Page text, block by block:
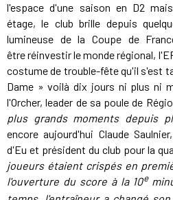
l'espace d'une saison en D2
étage, le club brille depuis
lumineuse de la Coupe de
être réinvestir le monde régional,
costume de trouble-fête qu'il s'est
Dame » voilà dix jours ni plus ni
l'Orcher, leader de sa poule de
plus grands moments depuis
encore aujourd'hui Claude
d'Eu et président du club pour la
joueurs étaient crispés en
l'ouverture du score à la 10e